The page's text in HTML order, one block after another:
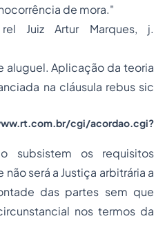
de mora."
rel Juiz Artur Marques, j.
aluguel. Aplicação da teoria
na cláusula rebus sic
cgi/acordao.cgi?
subsistem os requisitos
será a Justiça arbitrária a
das partes sem que
nos termos da